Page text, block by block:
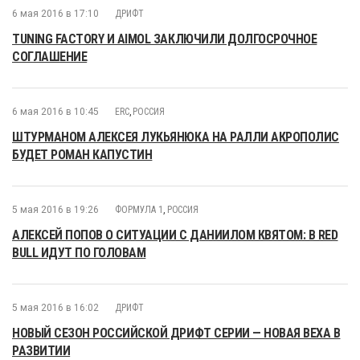
6 мая 2016 в 17:10 ДРИФТ
TUNING FACTORY И AIMOL ЗАКЛЮЧИЛИ ДОЛГОСРОЧНОЕ
СОГЛАШЕНИЕ
6 мая 2016 в 10:45 ERC, РОССИЯ
ШТУРМАНОМ АЛЕКСЕЯ ЛУКЬЯНЮКА НА РАЛЛИ АКРОПОЛИС
БУДЕТ РОМАН КАПУСТИН
5 мая 2016 в 19:26 ФОРМУЛА 1 , РОССИЯ
АЛЕКСЕЙ ПОПОВ О СИТУАЦИИ С ДАНИИЛОМ КВЯТОМ: В RED
BULL ИДУТ ПО ГОЛОВАМ
5 мая 2016 в 16:02 ДРИФТ
НОВЫЙ СЕЗОН РОССИЙСКОЙ ДРИФТ СЕРИИ — НОВАЯ ВЕХА В
РАЗВИТИИ